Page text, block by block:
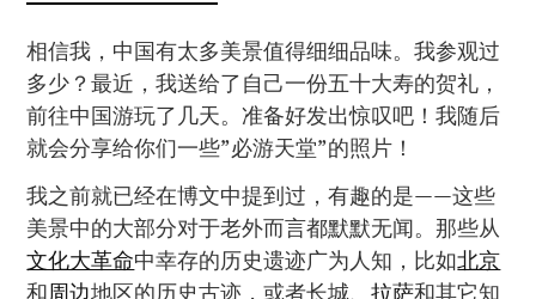
相信我，中国有太多美景值得细细品味。我参观过
多少？最近，我送给了自己一份五十大寿的贺礼，
前往中国游玩了几天。准备好发出惊叹吧！我随后
就会分享给你们一些”必游天堂”的照片！
我之前就已经在博文中提到过，有趣的是——这些
美景中的大部分对于老外而言都默默无闻。那些从
文化大革命中幸存的历史遗迹广为人知，比如北京
和周边地区的历史古迹，或者长城、拉萨和其它知